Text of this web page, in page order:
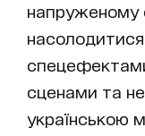
напруженому
сценами та
українською